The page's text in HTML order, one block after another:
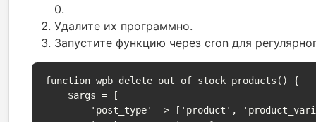
0.
Удалите их программно.
Запустите функцию через cron для
function wpb_delete_out_of_stock_products() {